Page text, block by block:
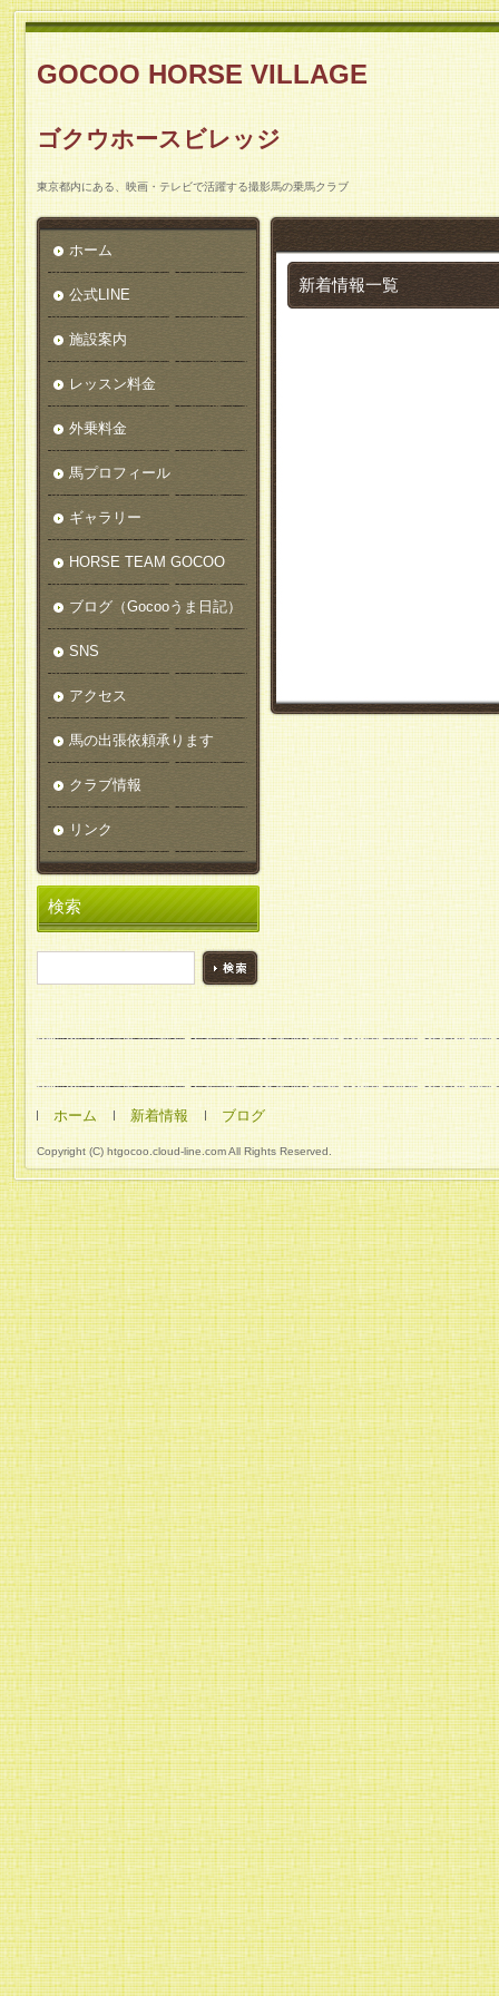
GOCOO HORSE VILLAGE
ゴクウホースビレッジ
東京都内にある、映画・テレビで活躍する撮影馬の乗馬クラブ
新着情報一覧
ホーム
公式LINE
施設案内
レッスン料金
外乗料金
馬プロフィール
ギャラリー
HORSE TEAM GOCOO
ブログ（Gocooうま日記）
SNS
アクセス
馬の出張依頼承ります
クラブ情報
リンク
検索
ホーム 新着情報 ブログ
Copyright (C) htgocoo.cloud-line.com All Rights Reserved.